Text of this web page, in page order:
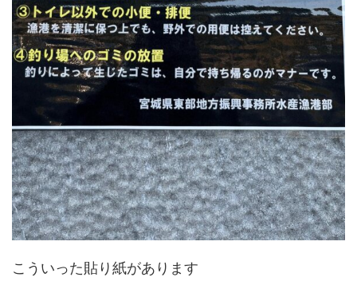
こういった貼り紙があります